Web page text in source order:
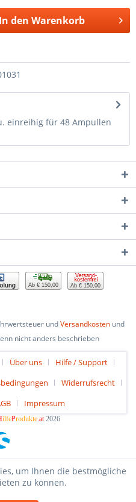
In den Warenkorb
einreihig für 48 Ampullen
Ab € 150,00 Ab € 150,00
undVersandkostenund
nicht anders beschrieben
Über uns
Hilfe / Support
Widerrufsrecht
Impressum
ilfeProdukte.at2026
um Ihnen die bestmögliche
zu können.